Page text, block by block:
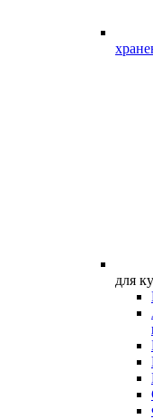
для